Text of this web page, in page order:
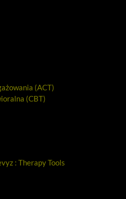
(ACT)
(CBT)
: Therapy Tools